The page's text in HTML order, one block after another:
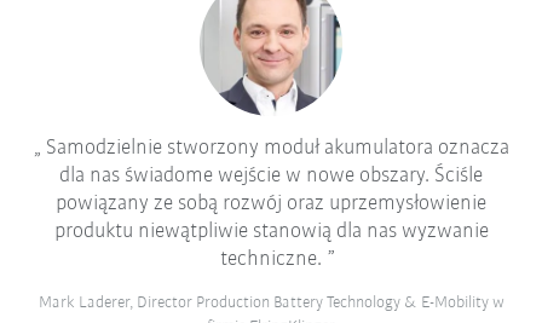
Samodzielnie stworzony moduł akumulatora oznacza
dla nas świadome wejście w nowe obszary. Ściśle
powiązany ze sobą rozwój oraz uprzemysłowienie
produktu niewątpliwie stanowią dla nas wyzwanie
techniczne.
Mark Laderer, Director Production Battery Technology & E-Mobility w